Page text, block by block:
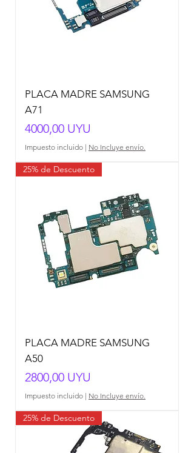
PLACA MADRE SAMSUNG
A71
Precio
4000,00 UYU
Impuesto incluido | No Incluye envío.
25% de Descuento
PLACA MADRE SAMSUNG
A50
Precio
2800,00 UYU
Impuesto incluido | No Incluye envío.
25% de Descuento